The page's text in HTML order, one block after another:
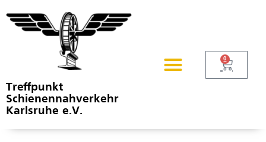
Treffpunkt
Schienennahverkehr
Karlsruhe e.V.
0